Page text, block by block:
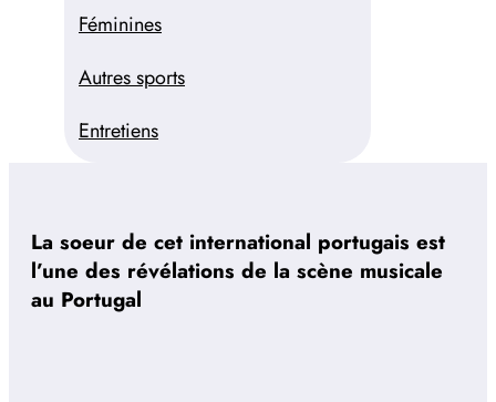
Féminines
Autres sports
Entretiens
La soeur de cet international portugais est
l’une des révélations de la scène musicale
au Portugal